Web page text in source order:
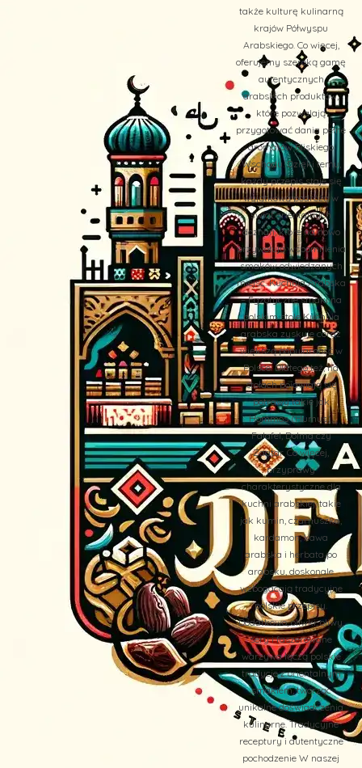
także kulturę kulinarną
krajów Półwyspu
Arabskiego. Co więcej,
oferujemy szeroką gamę
autentycznych
arabskich produktów,
które pozwalają
przygotować dania pełne
aromatów Bliskiego
Wschodu. Dzięki temu,
każdy przepis staje się
wyjątkową podróżą w
świat orientalnych
doznań, które na nowo
przywołują wspomnienia
smaków odwiedzanych
miejsc. Kuchnia Arabska
– Egzotyczne smaki na
polskim stole Kuchnia
arabska zyskuje coraz
większą popularność w
Polsce. Dlatego też, na
stołach pojawiają się
potrawy takie jak
Hommos (Humus),
Falafel, Dolma czy
Zaatar. Co więcej,
przyprawy
charakterystyczne dla
kuchni arabskiej, takie
jak kumin, czarnuszka,
kardamon, kawa
arabska i herbata po
arabsku, doskonale
wzbogacają tradycyjne
polskie przepisy.
Dodatkowo, oliwki, oliwy,
sery i faszerowane
warzywa łączą polskie
tradycje z orientalnym
smakiem, tworząc
unikalne doświadczenia
kulinarne. Tradycyjne
receptury i autentyczne
pochodzenie W naszej